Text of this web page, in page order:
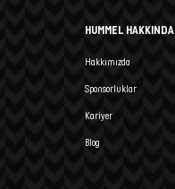
HUMMEL HAKKINDA
Hakkımızda
Sponsorluklar
Kariyer
Blog